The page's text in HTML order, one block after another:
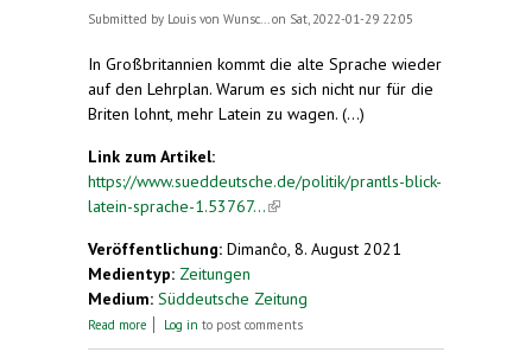
Submitted by Louis von Wunsc...on Sat, 2022-01-29 22:05
In Großbritannien kommt die alte Sprache wieder
auf den Lehrplan. Warum es sich nicht nur für die
Briten lohnt, mehr Latein zu wagen. (...)
Link zum Artikel:
https://www.sueddeutsche.de/politik/prantls-blick-
latein-sprache-1.53767...(link is external)
Veröffentlichung: Dimanĉo, 8. August 2021
Medientyp: Zeitungen
Medium: Süddeutsche Zeitung
Read more about Latein ist tot. Es lebe Latein!
Log in to post comments